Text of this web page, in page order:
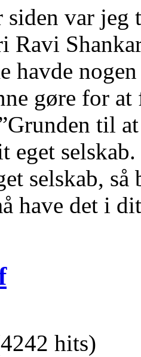
siden var jeg
Ravi
havde
gøre for
til
eget
selskab,
have det i
hits)